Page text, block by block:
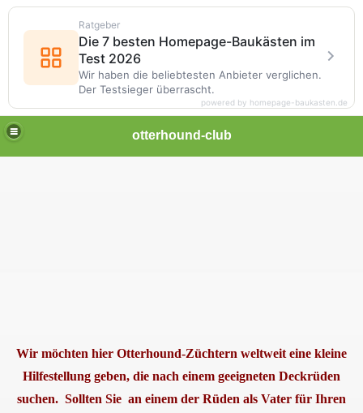
otterhound-club
Wir möchten hier Otterhound-Züchtern weltweit eine kleine
Hilfestellung geben, die nach einem geeigneten Deckrüden
suchen. Sollten Sie an einem der Rüden als Vater für Ihren
Ratgeber
Die 7 besten Homepage-Baukästen im
Test 2026
Wir haben die beliebtesten Anbieter verglichen.
Der Testsieger überrascht.
powered by homepage-baukasten.de